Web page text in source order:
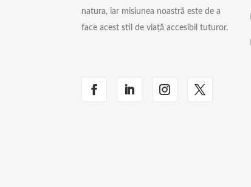
natura, iar misiunea noastră este de a
face acest stil de viață accesibil tuturor.